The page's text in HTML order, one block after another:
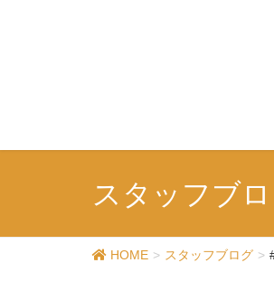
スタッフブ
HOME スタッフブログ